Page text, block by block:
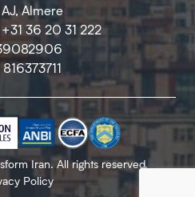
Almere
36 20 31 222
Iran. All rights reserved.
Policy